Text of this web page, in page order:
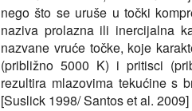
nego što se uruše u točki
naziva prolazna ili inercijalna
nazvane vruće točke, koje
(približno 5000 K) i pritisci
rezultira mlazovima tekućine s
[Suslick 1998/ Santos et al. 2009]